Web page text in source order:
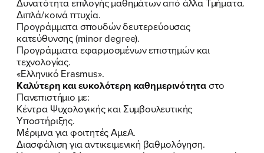
Διπλά/κοινά πτυχία.
Προγράμματα σπουδών δευτερεύουσας
κατεύθυνσης (minor degree).
Προγράμματα εφαρμοσμένων επιστημών και
τεχνολογίας.
«Ελληνικό Erasmus».
Καλύτερη και ευκολότερη καθημερινότηταστο
Πανεπιστήμιο με:
Κέντρα Ψυχολογικής και Συμβουλευτικής
Υποστήριξης.
Μέριμνα για φοιτητές ΑμεΑ.
Διασφάλιση για αντικειμενική βαθμολόγηση.